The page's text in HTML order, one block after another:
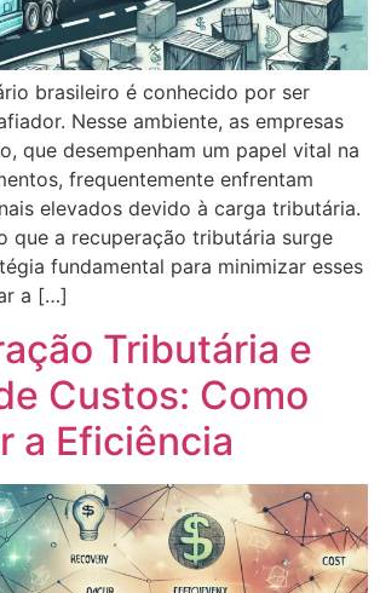
brasileiro é conhecido por ser
Nesse ambiente, as empresas
que desempenham um papel vital na
frequentemente enfrentam
elevados devido à carga tributária.
que a recuperação tributária surge
fundamental para minimizar esses
a […]
Tributária e
Custos: Como
a Eficiência